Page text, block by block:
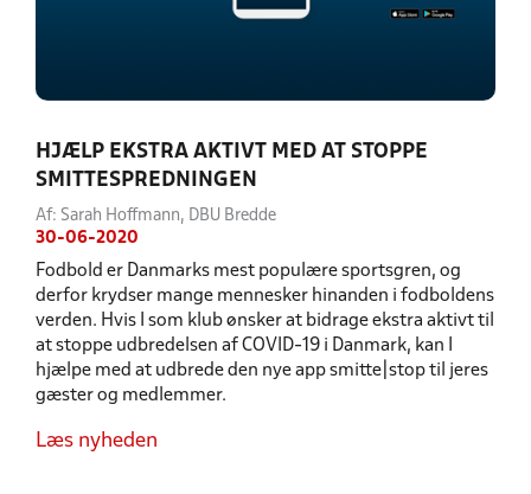
HJÆLP EKSTRA AKTIVT MED AT STOPPE
SMITTESPREDNINGEN
Af: Sarah Hoffmann, DBU Bredde
30-06-2020
Fodbold er Danmarks mest populære sportsgren, og
derfor krydser mange mennesker hinanden i fodboldens
verden. Hvis I som klub ønsker at bidrage ekstra aktivt til
at stoppe udbredelsen af COVID-19 i Danmark, kan I
hjælpe med at udbrede den nye app smitte|stop til jeres
gæster og medlemmer.
Læs nyheden